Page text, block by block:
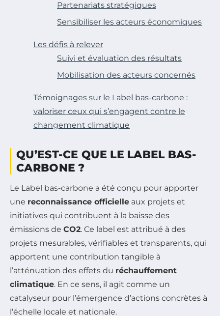
Partenariats stratégiques
Sensibiliser les acteurs économiques
Les défis à relever
Suivi et évaluation des résultats
Mobilisation des acteurs concernés
Témoignages sur le Label bas-carbone :
valoriser ceux qui s’engagent contre le
changement climatique
QU’EST-CE QUE LE LABEL BAS-
CARBONE ?
Le Label bas-carbone a été conçu pour apporter
une reconnaissance officielle aux projets et
initiatives qui contribuent à la baisse des
émissions de CO2. Ce label est attribué à des
projets mesurables, vérifiables et transparents, qui
apportent une contribution tangible à
l’atténuation des effets du réchauffement
climatique. En ce sens, il agit comme un
catalyseur pour l’émergence d’actions concrètes à
l’échelle locale et nationale.